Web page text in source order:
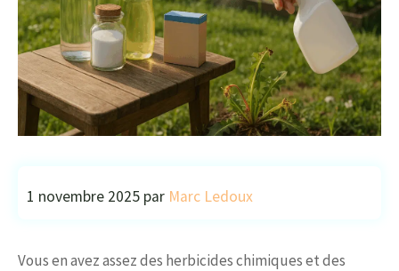
1 novembre 2025 par Marc Ledoux
Vous en avez assez des herbicides chimiques et des